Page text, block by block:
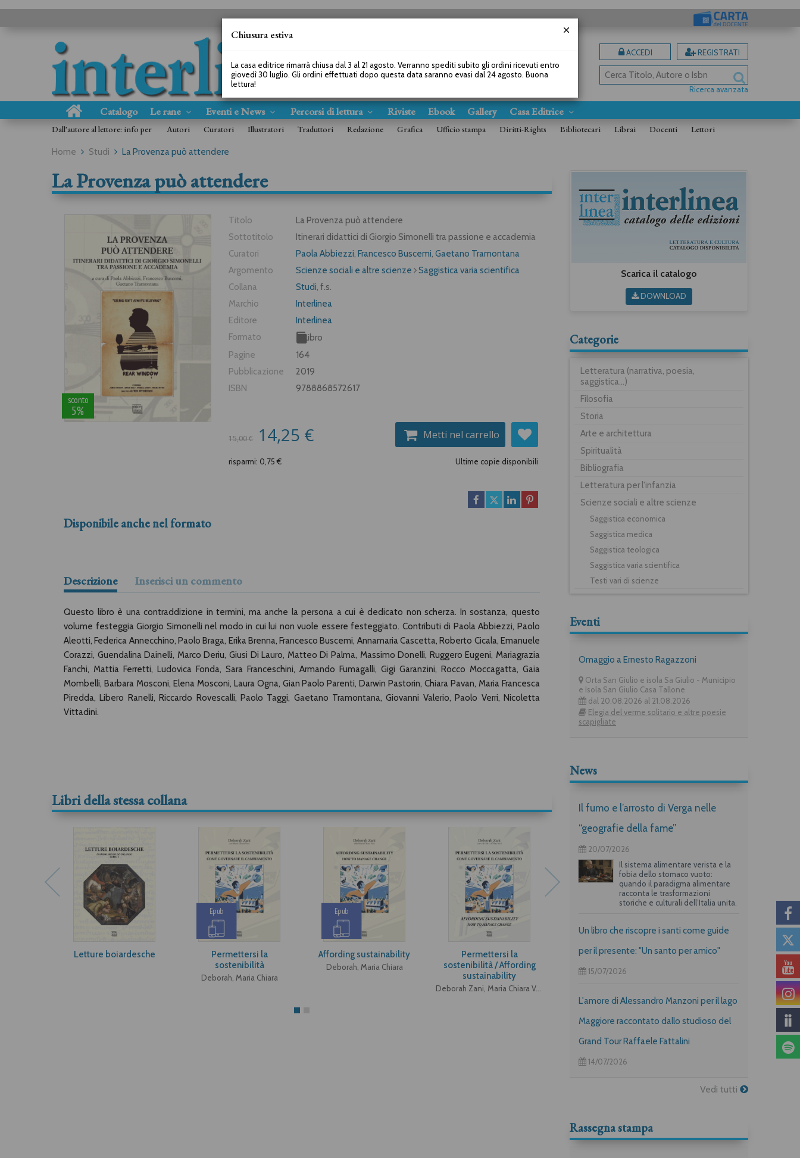
ACCEDI REGISTRATI
Ricerca avanzata
Catalogo Le rane Eventi e News Percorsi di lettura Riviste Ebook Gallery Casa Editrice
Dall'autore al lettore: info per Autori Curatori Illustratori Traduttori Redazione Grafica Ufficio stampa Diritti-Rights Bibliotecari Librai Docenti Lettori
Home Studi La Provenza può attendere
La Provenza può attendere
sconto
5%
Titolo
La Provenza può attendere
Sottotitolo
Itinerari didattici di Giorgio Simonelli tra passione e accademia
Curatori
Paola Abbiezzi,Francesco Buscemi,Gaetano Tramontana
Argomento
Scienze sociali e altre scienze
Saggistica varia scientifica
Collana
Studi, f.s.
Marchio
Interlinea
Editore
Interlinea
Formato
Libro
Pagine
164
Pubblicazione
2019
ISBN
9788868572617
15,00 € 14,25 € Metti nel carrello
risparmi: 0,75 € Ultime copie disponibili
Disponibile anche nel formato
Descrizione Inserisci un commento
Questo libro è una contraddizione in termini, ma anche la persona a cui è dedicato non scherza. In sostanza, questo
volume festeggia Giorgio Simonelli nel modo in cui lui non vuole essere festeggiato. Contributi di Paola Abbiezzi, Paolo
Aleotti, Federica Annecchino, Paolo Braga, Erika Brenna, Francesco Buscemi, Annamaria Cascetta, Roberto Cicala, Emanuele
Corazzi, Guendalina Dainelli, Marco Deriu, Giusi Di Lauro, Matteo Di Palma, Massimo Donelli, Ruggero Eugeni, Mariagrazia
Fanchi, Mattia Ferretti, Ludovica Fonda, Sara Franceschini, Armando Fumagalli, Gigi Garanzini, Rocco Moccagatta, Gaia
Mombelli, Barbara Mosconi, Elena Mosconi, Laura Ogna, Gian Paolo Parenti, Darwin Pastorin, Chiara Pavan, Maria Francesca
Piredda, Libero Ranelli, Riccardo Rovescalli, Paolo Taggi, Gaetano Tramontana, Giovanni Valerio, Paolo Verri, Nicoletta
Vittadini.
Libri della stessa collana
Letture boiardesche
Epub
Permettersi la
sostenibilità
Deborah, Maria Chiara
Epub
Affording sustainability
Deborah, Maria Chiara
Permettersi la
sostenibilità / Affording
sustainability
Deborah Zani, Maria Chiara Voci
Monachesimo femminile
Guido Cariboni
«Da te lontano»
Scarica il catalogo
DOWNLOAD
Categorie
Letteratura (narrativa, poesia,
saggistica...)
Filosofia
Storia
Arte e architettura
Spiritualità
Bibliografia
Letteratura per l'infanzia
Scienze sociali e altre scienze
Saggistica economica
Saggistica medica
Saggistica teologica
Saggistica varia scientifica
Testi vari di scienze
Eventi
Omaggio a Ernesto Ragazzoni
Orta San Giulio e isola Sa Giulio - Municipio
e Isola San Giulio Casa Tallone
dal 20.08.2026 al 21.08.2026
Elegia del verme solitario e altre poesie
scapigliate
News
Il fumo e l’arrosto di Verga nelle
“geografie della fame”
20/07/2026
Il sistema alimentare verista e la
fobia dello stomaco vuoto:
quando il paradigma alimentare
racconta le trasformazioni
storiche e culturali dell’Italia unita.
Un libro che riscopre i santi come guide
per il presente: "Un santo per amico"
15/07/2026
L'amore di Alessandro Manzoni per il lago
Maggiore raccontato dallo studioso del
Grand Tour Raffaele Fattalini
14/07/2026
Vedi tutti
Rassegna stampa
Chiusura estiva
La casa editrice rimarrà chiusa dal 3 al 21 agosto. Verranno spediti subito gli ordini ricevuti entro
giovedì 30 luglio. Gli ordini effettuati dopo questa data saranno evasi dal 24 agosto. Buona
lettura!